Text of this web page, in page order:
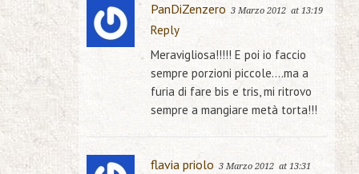
PanDiZenzero 3 Marzo 2012 at 13:19
Reply
Meravigliosa!!!!! E poi io faccio
sempre porzioni piccole….ma a
furia di fare bis e tris, mi ritrovo
sempre a mangiare metà torta!!!
flavia priolo 3 Marzo 2012 at 13:31